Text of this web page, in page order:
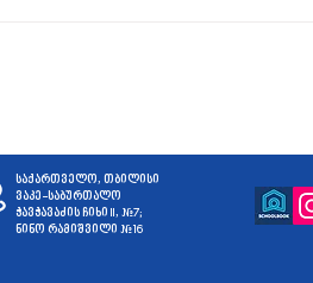
საქართველო, თბილისი
ვაკე-საბურთალო
ჭავჭავაძის ჩიხი II, #7;
ნინო რამიშვილი #16